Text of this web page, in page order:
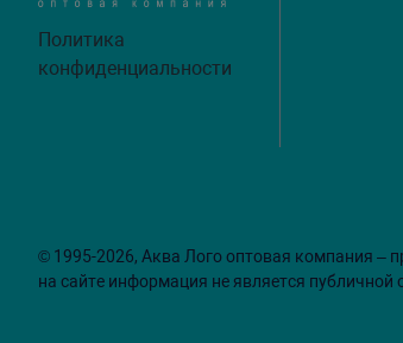
Политика
конфиденциальности
© 1995-2026, Аква Лого оптовая компания –
на сайте информация не является